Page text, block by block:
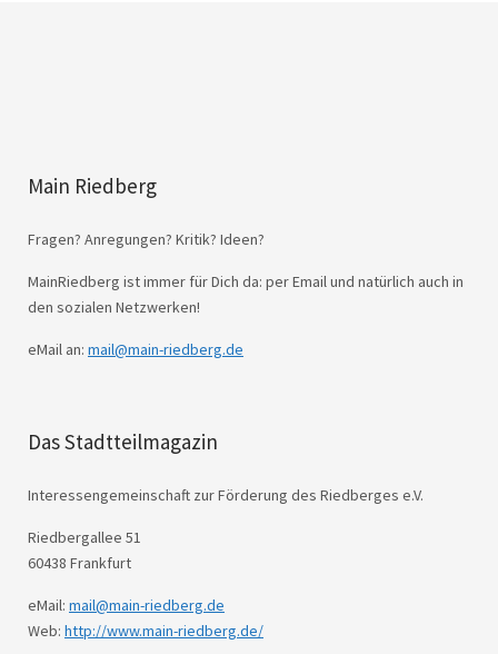
Main Riedberg
Fragen? Anregungen? Kritik? Ideen?
MainRiedberg ist immer für Dich da: per Email und natürlich auch in
den sozialen Netzwerken!
eMail an: mail@main-riedberg.de
Das Stadtteilmagazin
Interessengemeinschaft zur Förderung des Riedberges e.V.
Riedbergallee 51
60438 Frankfurt
eMail: mail@main-riedberg.de
Web: http://www.main-riedberg.de/